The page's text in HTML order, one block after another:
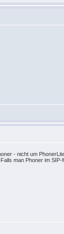
- nicht um
man Phoner im